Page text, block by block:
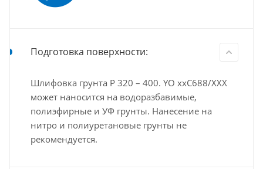
Подготовка поверхности:
Шлифовка грунта Р 320 – 400. YO xxС688/ХХХ
может наносится на водоразбавимые,
полиэфирные и УФ грунты. Нанесение на
нитро и полиуретановые грунты не
рекомендуется.